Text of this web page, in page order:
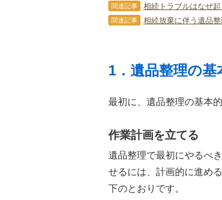
関連記事 相続トラブルはなぜ
関連記事 相続放棄に伴う遺品
1．遺品整理の基
最初に、遺品整理の基本
作業計画を立てる
遺品整理で最初にやるべ
せるには、計画的に進め
下のとおりです。